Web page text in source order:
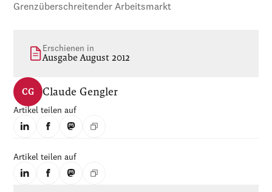
Grenzüberschreitender Arbeitsmarkt
Erschienen in
Ausgabe August 2012
CG Claude Gengler
Artikel teilen auf
Artikel teilen auf